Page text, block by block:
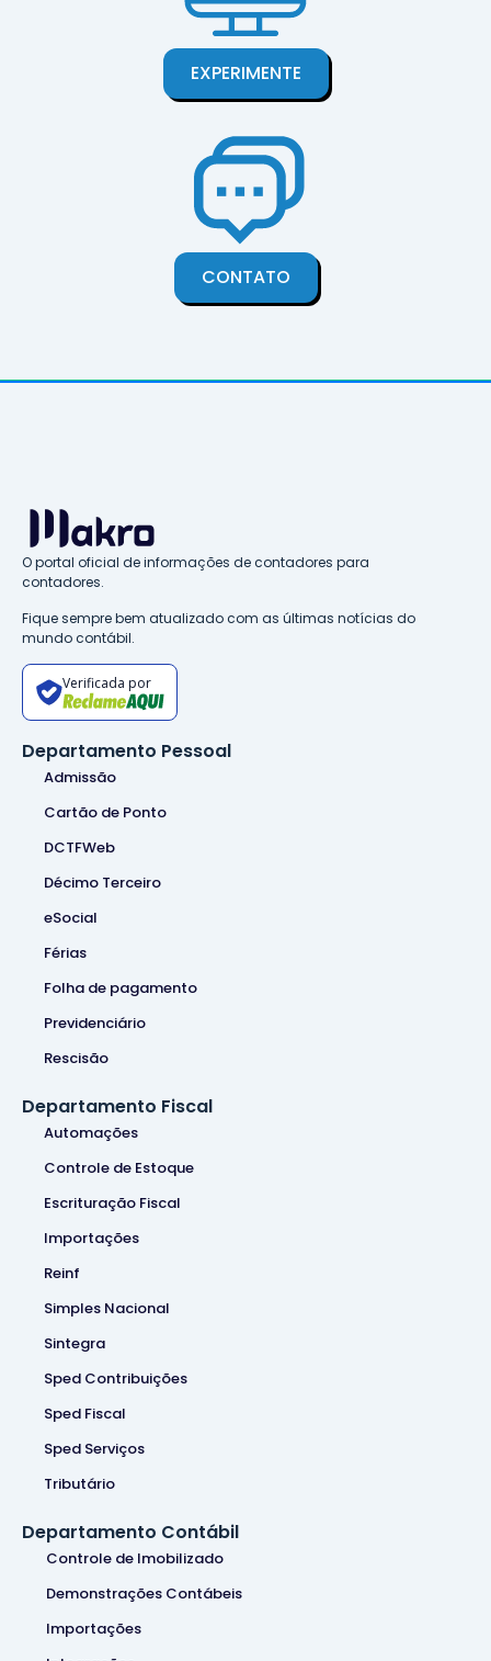
EXPERIMENTE
CONTATO
O portal oficial de informações de contadores para
contadores.
Fique sempre bem atualizado com as últimas notícias do
mundo contábil.
Verificada por
Departamento Pessoal
Admissão
Cartão de Ponto
DCTFWeb
Décimo Terceiro
eSocial
Férias
Folha de pagamento
Previdenciário
Rescisão
Departamento Fiscal
Automações
Controle de Estoque
Escrituração Fiscal
Importações
Reinf
Simples Nacional
Sintegra
Sped Contribuições
Sped Fiscal
Sped Serviços
Tributário
Departamento Contábil
Controle de Imobilizado
Demonstrações Contábeis
Importações